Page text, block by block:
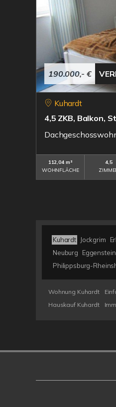
190.000,- €
Kuhardt
4,5 ZKB, Balkon,
112,04 m²
WOHNFLÄCHE
4,5
Kuhardt Jockgrim
Neuburg
Philippsburg-
Wohnung Kuhardt
Hauskauf Kuhardt